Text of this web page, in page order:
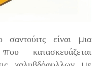
είναι μια
κατασκευάζεται